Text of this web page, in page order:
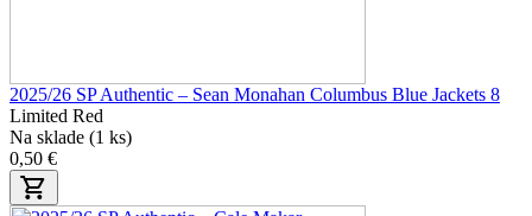
2025/26 SP Authentic – Sean Monahan Columbus Blue Jackets 8
Limited Red
Na sklade (1 ks)
0,50 €